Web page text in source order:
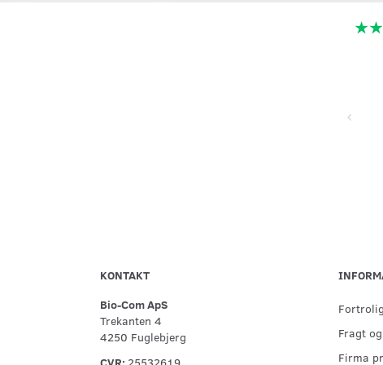
KONTAKT
Bio-Com ApS
Trekanten 4
4250 Fuglebjerg
Fragt
Firma